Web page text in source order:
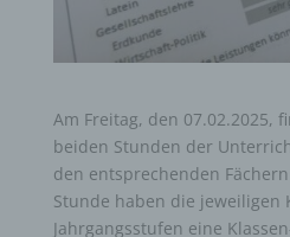
Am Freitag, den 07.02.2025,
beiden Stunden der
den entsprechenden
Stunde haben die jeweiligen
Jahrgangsstufen eine